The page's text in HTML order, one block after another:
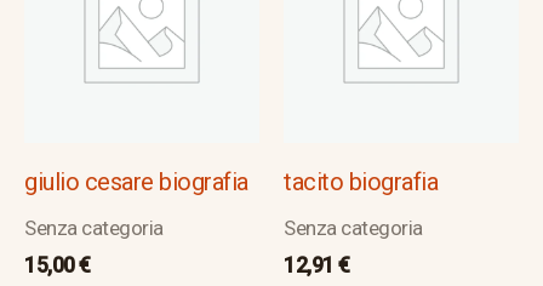
giulio cesare biografia
Senza categoria
15,00€
tacito biografia
Senza categoria
12,91 €